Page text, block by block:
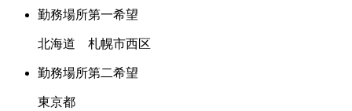
勤務場所第一希望
北海道 札幌市西区
勤務場所第二希望
東京都